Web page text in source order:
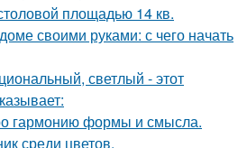
площадью 14 кв.
своими руками: с чего начать
светлый - этот
гармонию формы и смысла.
среди цветов.